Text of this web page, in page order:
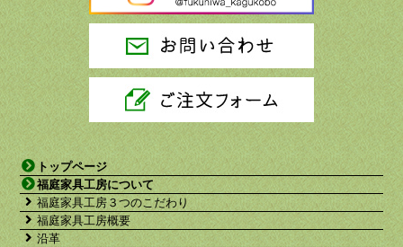
トップページ
福庭家具工房について
福庭家具工房３つのこだわり
福庭家具工房概要
沿革